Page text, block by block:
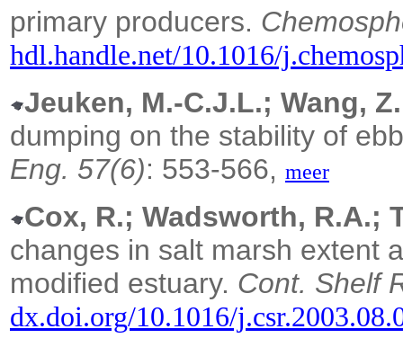
primary producers.
hdl.handle.net/10.1016/
Jeuken, M.-C.J.L.; Wang,
dumping on the stability of
Eng. 57(6): 553-566, meer
Cox, R.; Wadsworth, R.A.;
changes in salt marsh extent
modified estuary. Cont. Shelf
dx.doi.org/10.1016/